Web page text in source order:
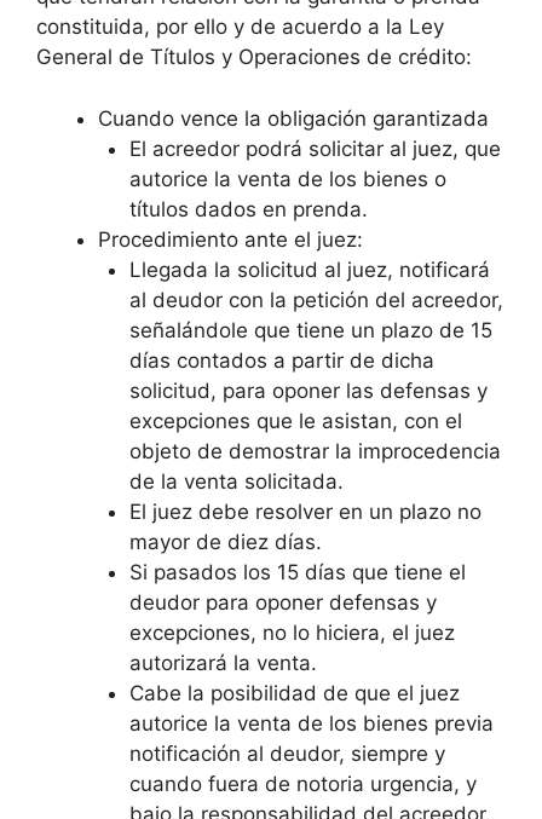
constituida, por ello y de acuerdo a la Ley
General de Títulos y Operaciones de crédito:
Cuando vence la obligación garantizada
El acreedor podrá solicitar al juez, que
autorice la venta de los bienes o
títulos dados en prenda.
Procedimiento ante el juez:
Llegada la solicitud al juez, notificará
al deudor con la petición del acreedor,
señalándole que tiene un plazo de 15
días contados a partir de dicha
solicitud, para oponer las defensas y
excepciones que le asistan, con el
objeto de demostrar la improcedencia
de la venta solicitada.
El juez debe resolver en un plazo no
mayor de diez días.
Si pasados los 15 días que tiene el
deudor para oponer defensas y
excepciones, no lo hiciera, el juez
autorizará la venta.
Cabe la posibilidad de que el juez
autorice la venta de los bienes previa
notificación al deudor, siempre y
cuando fuera de notoria urgencia, y
bajo la responsabilidad del acreedor.